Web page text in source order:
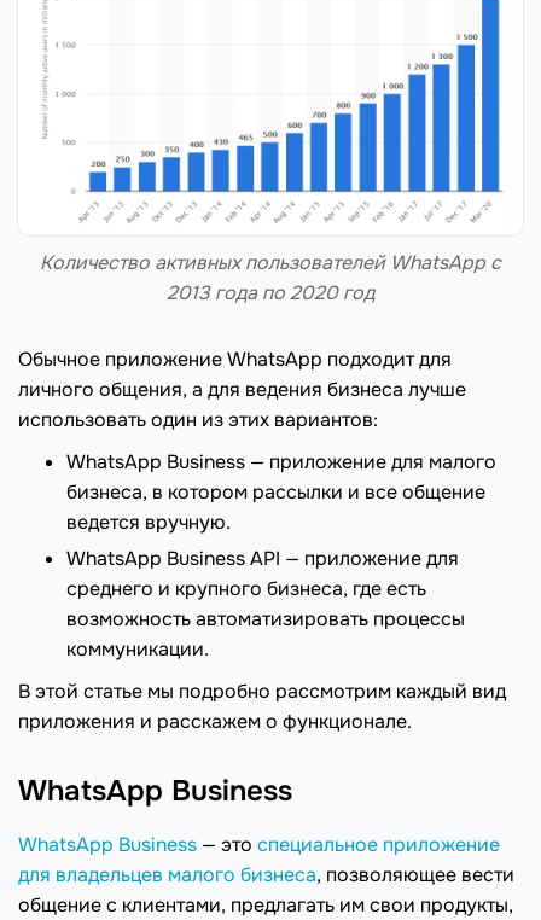
Количество активных пользователей WhatsApp с
2013 года по 2020 год
Обычное приложение WhatsApp подходит для
личного общения, а для ведения бизнеса лучше
использовать один из этих вариантов:
WhatsApp Business — приложение для малого
бизнеса, в котором рассылки и все общение
ведется вручную.
WhatsApp Business API — приложение для
среднего и крупного бизнеса, где есть
возможность автоматизировать процессы
коммуникации.
В этой статье мы подробно рассмотрим каждый вид
приложения и расскажем о функционале.
WhatsApp Business
WhatsApp Business — это специальное приложение
для владельцев малого бизнеса, позволяющее вести
общение с клиентами, предлагать им свои продукты,